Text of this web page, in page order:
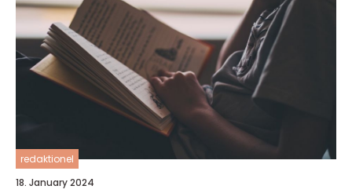
redaktionel
18. January 2024